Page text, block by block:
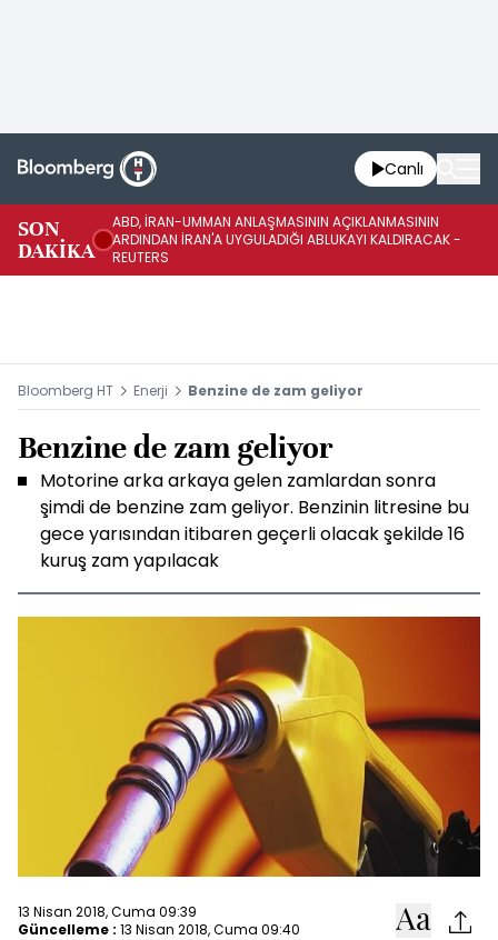
Canlı
SON
DAKİKA
ABD, İRAN-UMMAN ANLAŞMASININ AÇIKLANMASININ
ARDINDAN İRAN'A UYGULADIĞI ABLUKAYI KALDIRACAK -
REUTERS
Bloomberg HT Enerji Benzine de zam geliyor
Benzine de zam geliyor
Motorine arka arkaya gelen zamlardan sonra
şimdi de benzine zam geliyor. Benzinin litresine bu
gece yarısından itibaren geçerli olacak şekilde 16
kuruş zam yapılacak
13 Nisan 2018, Cuma 09:39
Güncelleme : 13 Nisan 2018, Cuma 09:40